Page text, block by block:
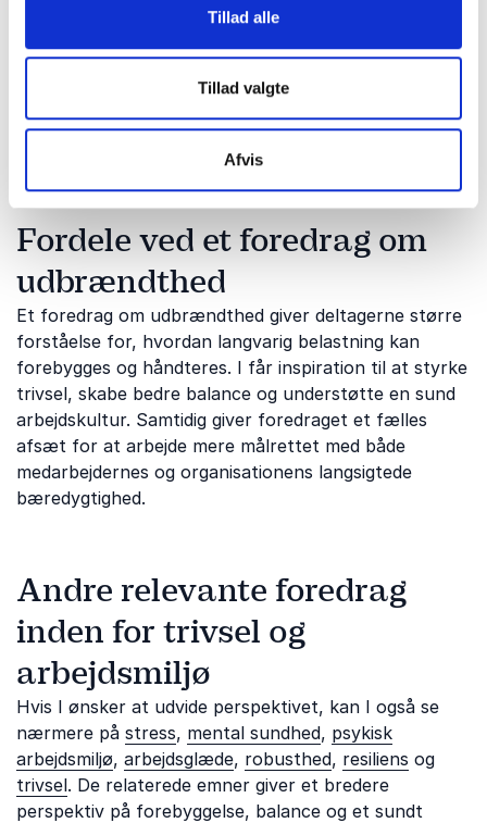
Tillad alle
Tillad valgte
Afvis
opmærksomhed og psykologisk tryghed kan styrke
medarbejdernes trivsel. Deltagerne får perspektiver
med plads til både ambitioner og balance. Det styrker
organisationens evne til at fastholde engagerede
Fordele ved et foredrag om
udbrændthed
Et foredrag om udbrændthed giver deltagerne større
forståelse for, hvordan langvarig belastning kan
forebygges og håndteres. I får inspiration til at styrke
trivsel, skabe bedre balance og understøtte en sund
arbejdskultur. Samtidig giver foredraget et fælles
afsæt for at arbejde mere målrettet med både
medarbejdernes og organisationens langsigtede
bæredygtighed.
Andre relevante foredrag
inden for trivsel og
arbejdsmiljø
Hvis I ønsker at udvide perspektivet, kan I også se
nærmere på stress, mental sundhed, psykisk
arbejdsmiljø, arbejdsglæde, robusthed, resiliens og
trivsel. De relaterede emner giver et bredere
perspektiv på forebyggelse, balance og et sundt